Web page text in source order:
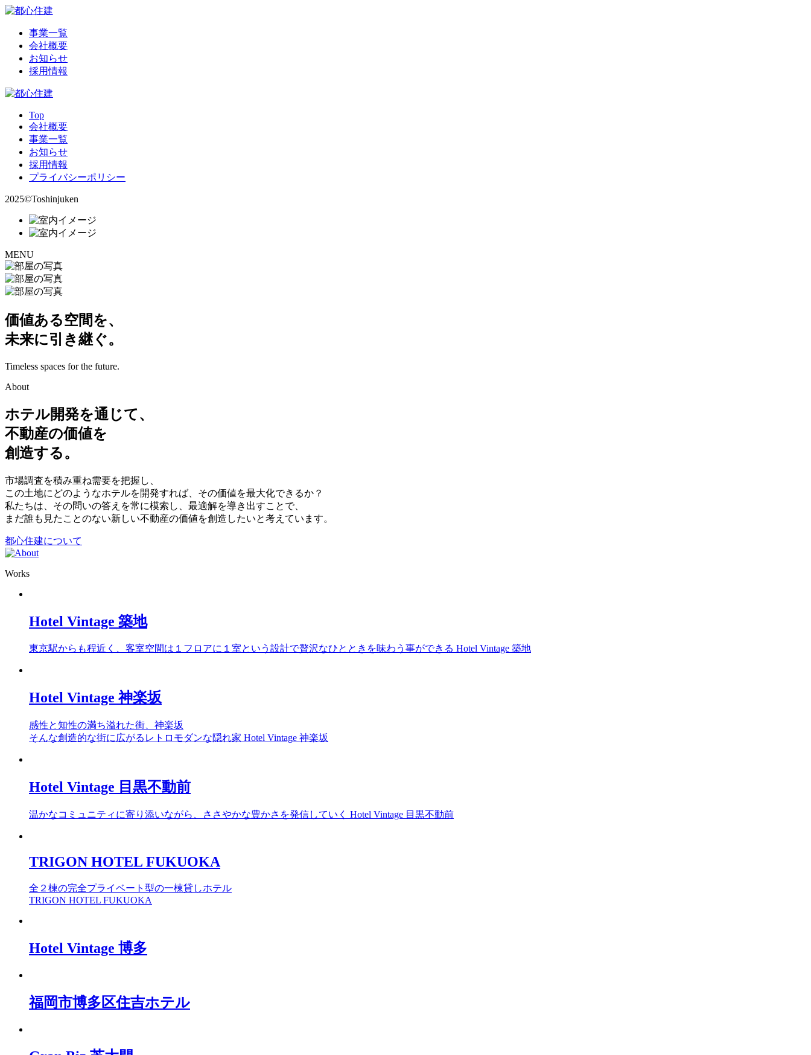
事業一覧
会社概要
お知らせ
採用情報
Top
会社概要
事業一覧
お知らせ
採用情報
プライバシーポリシー
2025©Toshinjuken
MENU
価値ある空間を、
未来に引き継ぐ。
Timeless spaces for the future.
About
ホテル開発を通じて、
不動産の価値を
創造する。
市場調査を積み重ね需要を把握し、
この土地にどのようなホテルを開発すれば、その価値を最大化できるか？
私たちは、その問いの答えを常に模索し、最適解を導き出すことで、
まだ誰も見たことのない新しい不動産の価値を創造したいと考えています。
都心住建について
Works
Hotel Vintage 築地
東京駅からも程近く、客室空間は１フロアに１室という設計で贅沢なひとときを味わう事ができる Hotel Vintage 築地
Hotel Vintage 神楽坂
感性と知性の満ち溢れた街、神楽坂
そんな創造的な街に広がるレトロモダンな隠れ家 Hotel Vintage 神楽坂
Hotel Vintage 目黒不動前
温かなコミュニティに寄り添いながら、ささやかな豊かさを発信していく Hotel Vintage 目黒不動前
TRIGON HOTEL FUKUOKA
全２棟の完全プライベート型の一棟貸しホテル
TRIGON HOTEL FUKUOKA
Hotel Vintage 博多
福岡市博多区住吉ホテル